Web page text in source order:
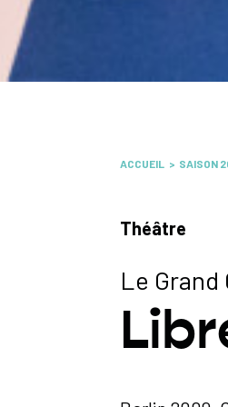
ACCUEIL SAISON
Théâtre
Le Grand